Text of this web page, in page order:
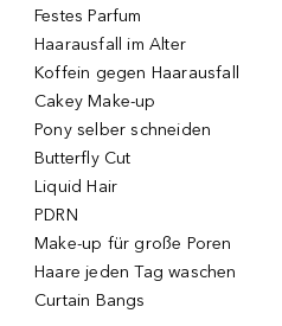
Festes Parfum
Haarausfall im Alter
Koffein gegen Haarausfall
Cakey Make-up
Pony selber schneiden
Butterfly Cut
Liquid Hair
PDRN
Make-up für große Poren
Haare jeden Tag waschen
Curtain Bangs